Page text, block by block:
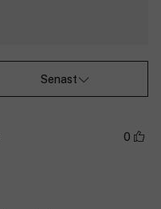
Senast
0